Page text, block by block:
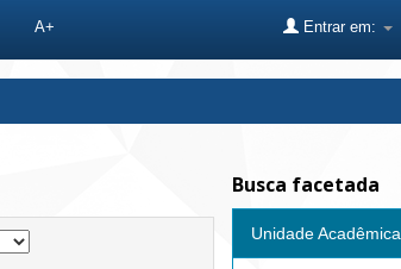
A+ Entrar em:
Busca facetada
Unidade Acadêmica